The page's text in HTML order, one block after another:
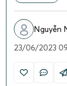
Nguyễn
23/06/2023